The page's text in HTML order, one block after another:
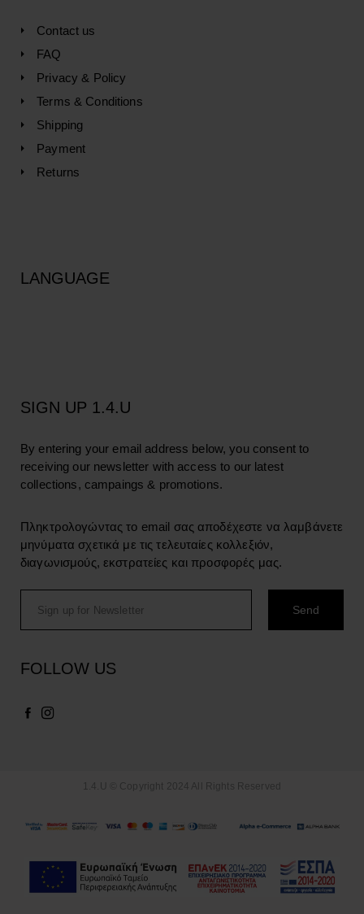
Contact us
FAQ
Privacy & Policy
Terms & Conditions
Shipping
Payment
Returns
LANGUAGE
SIGN UP 1.4.U
By entering your email address below, you consent to
receiving our newsletter with access to our latest
collections, campaings & promotions.
Πληκτρολογώντας το email σας αποδέχεστε να λαμβάνετε
μηνύματα σχετικά με τις τελευταίες κολλεξιόν,
διαγωνισμούς, εκστρατείες και προσφορές μας.
FOLLOW US
1.4.U © Copyright 2024 All Rights Reserved